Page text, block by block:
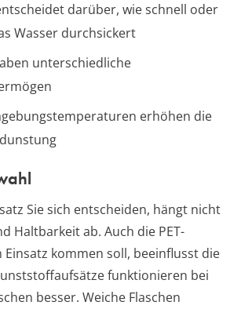
darüber, wie schnell oder
Wasser durchsickert
unterschiedliche
erhöhen die
Sie sich entscheiden, hängt nicht
Haltbarkeit ab. Auch die PET-
Einsatz kommen soll, beeinflusst die
funktionieren bei
besser. Weiche Flaschen